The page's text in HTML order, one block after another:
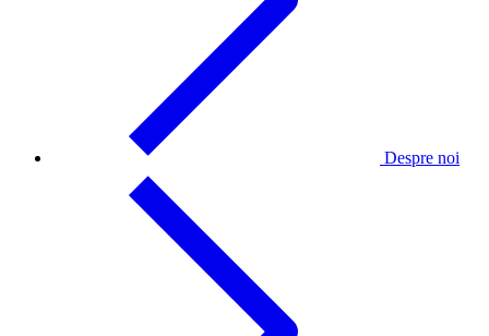
Despre noi